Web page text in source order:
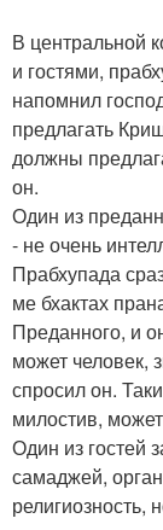
В центральной
и гостями,
напомнил
предлагать
должны
он.
Один из
- не очень
Прабхупада
ме бхактах
Преданного, и
может
спросил он.
милостив,
Один из гостей
самаджей,
религиозность,